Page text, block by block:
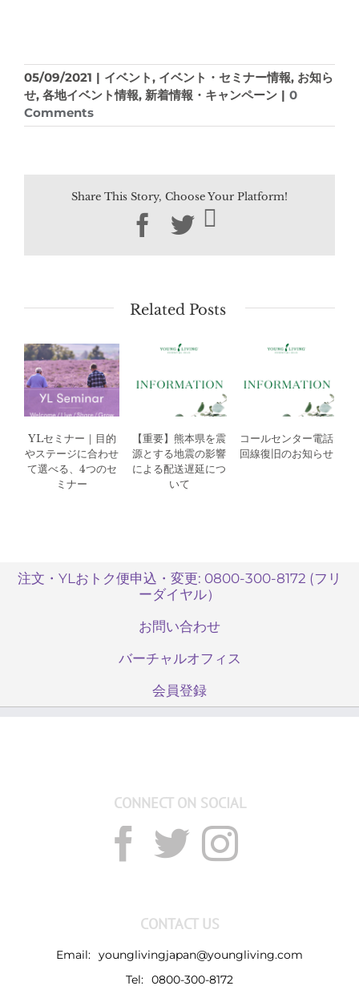
05/09/2021 | イベント, イベント・セミナー情報, お知ら
せ, 各地イベント情報, 新着情報・キャンペーン | 0
Comments
Share This Story, Choose Your Platform!
Facebook
Twitter
Related Posts
YLセミナー｜目的
やステージに合わせ
て選べる、4つのセ
ミナー
【重要】熊本県を震
源とする地震の影響
による配送遅延につ
いて
コールセンター電話
回線復旧のお知らせ
注文・YLおトク便申込・変更: 0800-300-8172 (フリ
ーダイヤル）
お問い合わせ
バーチャルオフィス
会員登録
CONNECT ON SOCIAL
CONTACT US
Email: younglivingjapan@youngliving.com
Tel: 0800-300-8172